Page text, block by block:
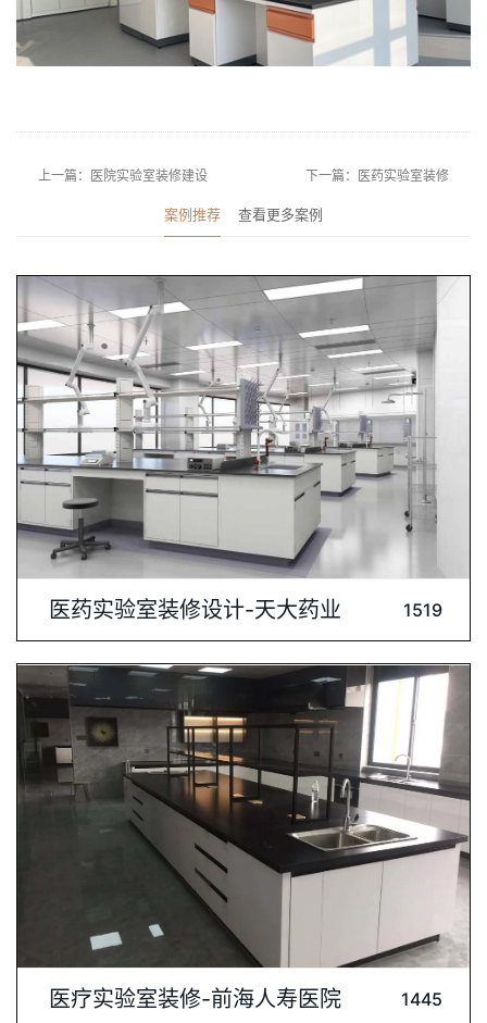
上一篇：医院实验室装修建设 下一篇：医药实验室装修
案例推荐 查看更多案例
验室的装修设计至关重要。它不仅关乎科研成果的质量，还直接
求，又保障人员安全的实验室环境，是每一个医药实验室的核心
任务。一、设计理念医药实验室的装修设计应以人性化、
医药实验室装修设计-天大药业 1519
医疗实验的严谨性，注重空间布局的合理性和操作流程的顺畅
医疗实验室装修-前海人寿医院 1445